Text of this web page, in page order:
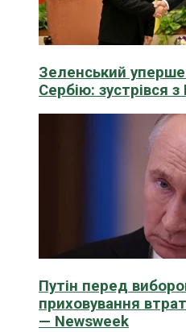
Зеленський уперше
Сербію: зустрівся
Путін перед
приховування
— Newsweek